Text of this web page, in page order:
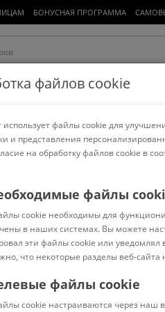
БОНУСНАЯ ПРОГРАММА
Работа и офис Авто и мото
1DIN 2DIN С навигатором С
Сортировать:
файлов cookie
файлы cookie для
и представления
на обработку файлов cookie в
файлы
cookie необходимы для
в наших системах. Вы можете
эти файлы cookie или уведомлял
что некоторые разделы веб-сайта
файлы cookie
cookie настраиваются через наш